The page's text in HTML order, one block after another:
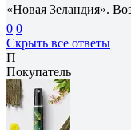
«Новая Зеландия».
0 0
Скрыть все ответы
П
Покупатель